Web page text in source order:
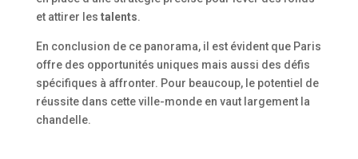
et attirer les talents.
En conclusion de ce panorama, il est évident que Paris
offre des opportunités uniques mais aussi des défis
spécifiques à affronter. Pour beaucoup, le potentiel de
réussite dans cette ville-monde en vaut largement la
chandelle.